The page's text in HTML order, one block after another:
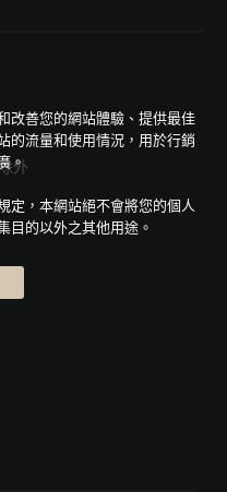
外
改善您的網站體驗、提供最佳
的流量和使用情況，用於行銷
。
定，本網站絕不會將您的個人
目的以外之其他用途。